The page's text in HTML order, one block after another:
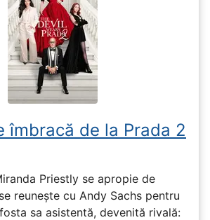
îmbracă de la Prada 2
Priestly se apropie de
reunește cu Andy Sachs pentru
sa asistentă, devenită rivală: